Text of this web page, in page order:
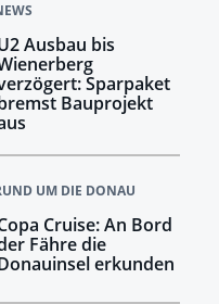
Ausbau bis
Sparpaket
Bauprojekt
UM DIE DONAU
Cruise: An Bord
Fähre die
erkunden